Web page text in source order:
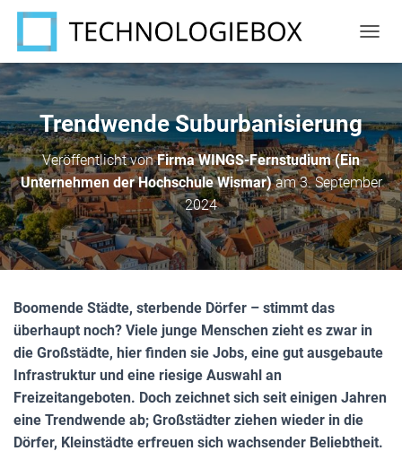
A
I
A
T
I
O
N
U
M
S
C
T
E
Trendwende Suburbanisierung
Veröffentlicht vonFirma WINGS-Fernstudium (Ein
Unternehmen der Hochschule Wismar)am3. September
2024
Boomende Städte, sterbende Dörfer – stimmt das
überhaupt noch? Viele junge Menschen zieht es zwar in
die Großstädte, hier finden sie Jobs, eine gut ausgebaute
Infrastruktur und eine riesige Auswahl an
Freizeitangeboten. Doch zeichnet sich seit einigen Jahren
eine Trendwende ab; Großstädter ziehen wieder in die
Dörfer, Kleinstädte erfreuen sich wachsender Beliebtheit.